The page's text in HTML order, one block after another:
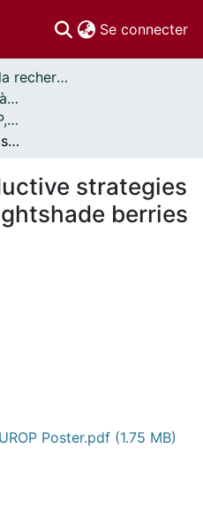
Se connecter
Vice-rectorat à la recherche // Office of the V-P, Research
Programme d’initiation à la recherche au premier cycle (PIRPC) // Undergraduate Research Opportunity Program (UROP)
PIRPC, 2014-15 // UROP, 2014-15
Toxins as reproductive strategies in bittersweet nightshade berries
strategies
berries
Poster.pdf (1.75 MB)